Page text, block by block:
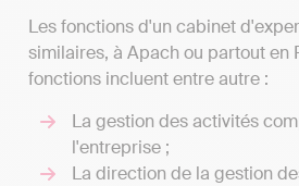
Les fonctions d'un cabinet
similaires, à Apach ou partout en
fonctions incluent entre autre :
La gestion des activités
l'entreprise ;
La direction de la gestion